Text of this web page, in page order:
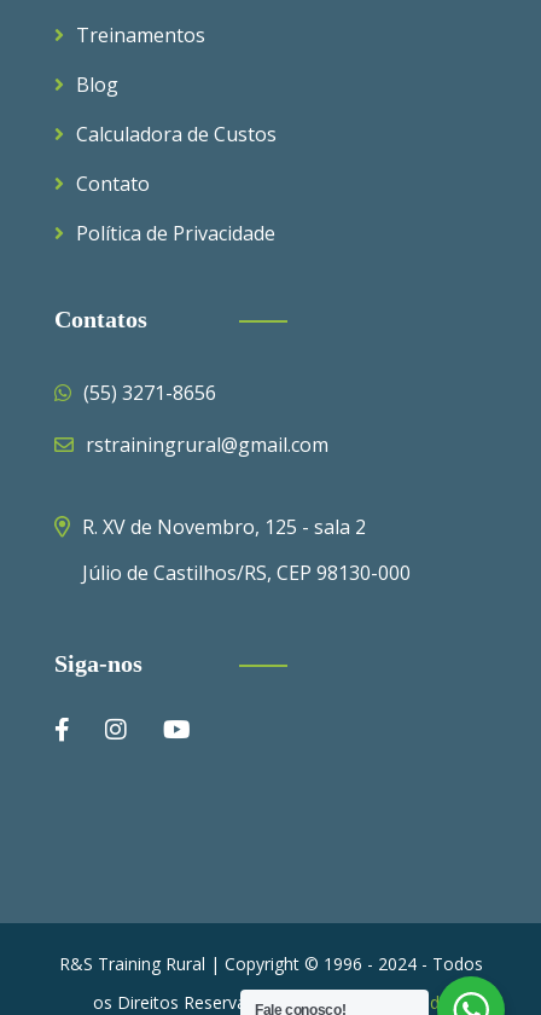
Treinamentos
Blog
Calculadora de Custos
Contato
Política de Privacidade
Contatos
(55) 3271-8656
rstrainingrural@gmail.com
R. XV de Novembro, 125 - sala 2
Júlio de Castilhos/RS, CEP 98130-000
Siga-nos
R&S Training Rural | Copyright © 1996 - 2024 - Todos
os Direitos Reservados |Sinker Marketing de
Fale conosco!